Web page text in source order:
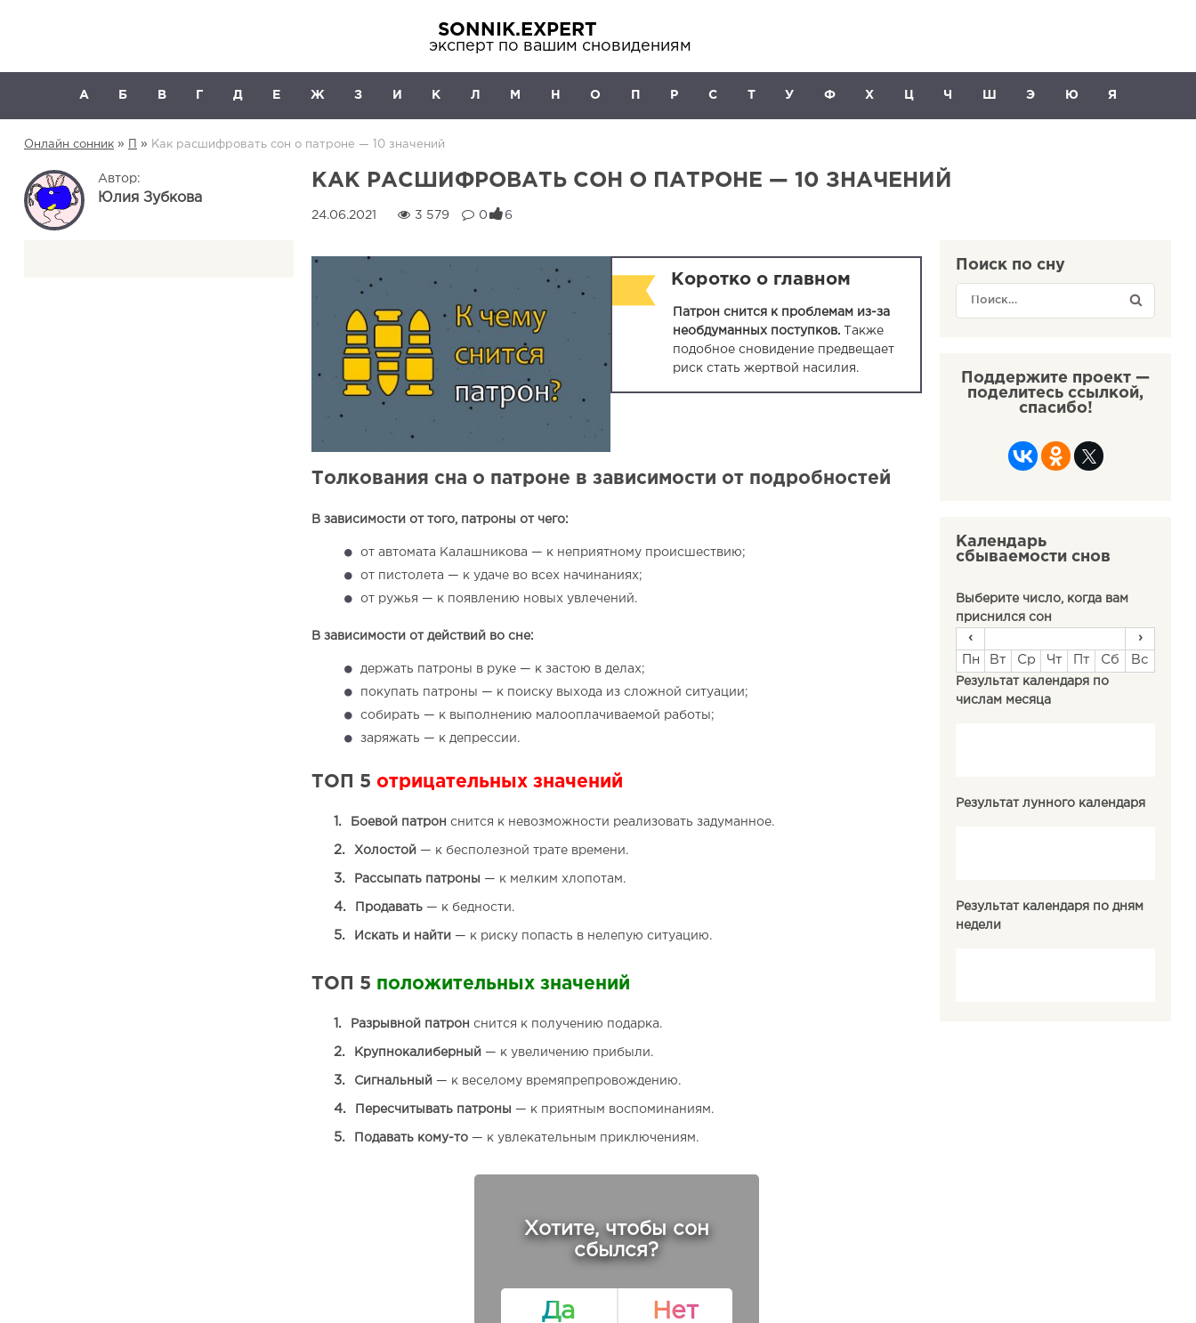
SONNIK.EXPERT
эксперт по вашим сновидениям
А Б В Г Д Е Ж З И К Л М Н О П Р С Т У Ф Х Ц Ч Ш Э Ю Я
Онлайн сонник » » Как расшифровать сон о патроне — 10 значений
Автор:
Юлия Зубкова
КАК РАСШИФРОВАТЬ СОН О ПАТРОНЕ — 10 ЗНАЧЕНИЙ
3 579 0 6
Коротко о главном
Патрон снится к проблемам из-за
необдуманных поступков. Также
подобное сновидение предвещает
риск стать жертвой насилия.
Толкования сна о патроне в зависимости от подробностей
В зависимости от того, патроны от чего:
от автомата Калашникова — к неприятному происшествию;
от пистолета — к удаче во всех начинаниях;
от ружья — к появлению новых увлечений.
В зависимости от действий во сне:
держать патроны в руке — к застою в делах;
покупать патроны — к поиску выхода из сложной ситуации;
собирать — к выполнению малооплачиваемой работы;
заряжать — к депрессии.
ТОП 5 отрицательных значений
Боевой патрон снится к невозможности реализовать задуманное.
Холостой — к бесполезной трате времени.
Рассыпать патроны — к мелким хлопотам.
Продавать— к бедности.
Искать и найти — к риску попасть в нелепую ситуацию.
ТОП 5 положительных значений
Разрывной патрон снится к получению подарка.
Крупнокалиберный — к увеличению прибыли.
Сигнальный — к веселому времяпрепровождению.
Пересчитывать патроны — к приятным воспоминаниям.
Подавать кому-то— к увлекательным приключениям.
Хотите, чтобы сон
сбылся?
Да Нет
Поиск по сну
Поддержите проект —
поделитесь ссылкой,
спасибо!
Календарь
сбываемости снов
Выберите число, когда вам
приснился сон
‹
›
Пн
Вт Ср Чт Пт Сб Вс
Результат календаря по
числам месяца
Результат лунного календаря
Результат календаря по дням
недели